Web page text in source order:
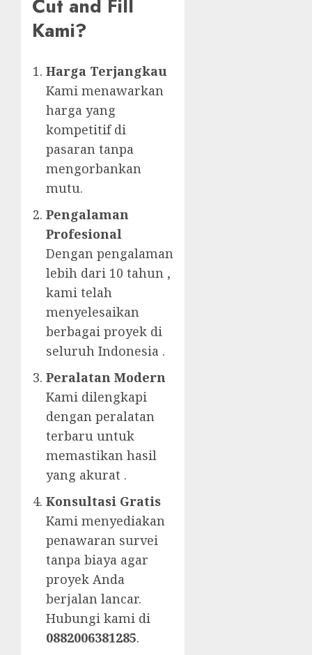
Cut and Fill
Kami?
Harga Terjangkau
Kami menawarkan
harga yang
kompetitif di
pasaran tanpa
mengorbankan
mutu.
Pengalaman
Profesional
Dengan pengalaman
lebih dari 10 tahun ,
kami telah
menyelesaikan
berbagai proyek di
seluruh Indonesia .
Peralatan Modern
Kami dilengkapi
dengan peralatan
terbaru untuk
memastikan hasil
yang akurat .
Konsultasi Gratis
Kami menyediakan
penawaran survei
tanpa biaya agar
proyek Anda
berjalan lancar.
Hubungi kami di
0882006381285.